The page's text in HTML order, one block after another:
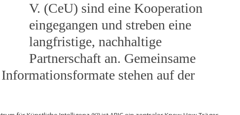
V. (CeU) sind eine Kooperation
eingegangen und streben eine
langfristige, nachhaltige
Partnerschaft an. Gemeinsame
stehen auf der